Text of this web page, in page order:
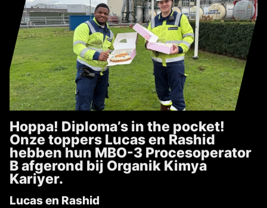
Hoppa! Diploma’s in the pocket!
Onze toppers Lucas en Rashid
hebben hun MBO-3 Procesoperator
B afgerond bij Organik Kimya
Kariyer.
Lucas en Rashid